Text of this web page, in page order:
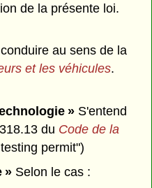
de la présente loi.
au sens de la
et les véhicules.
» S'entend
du Code de la
permit")
»Selon le cas :